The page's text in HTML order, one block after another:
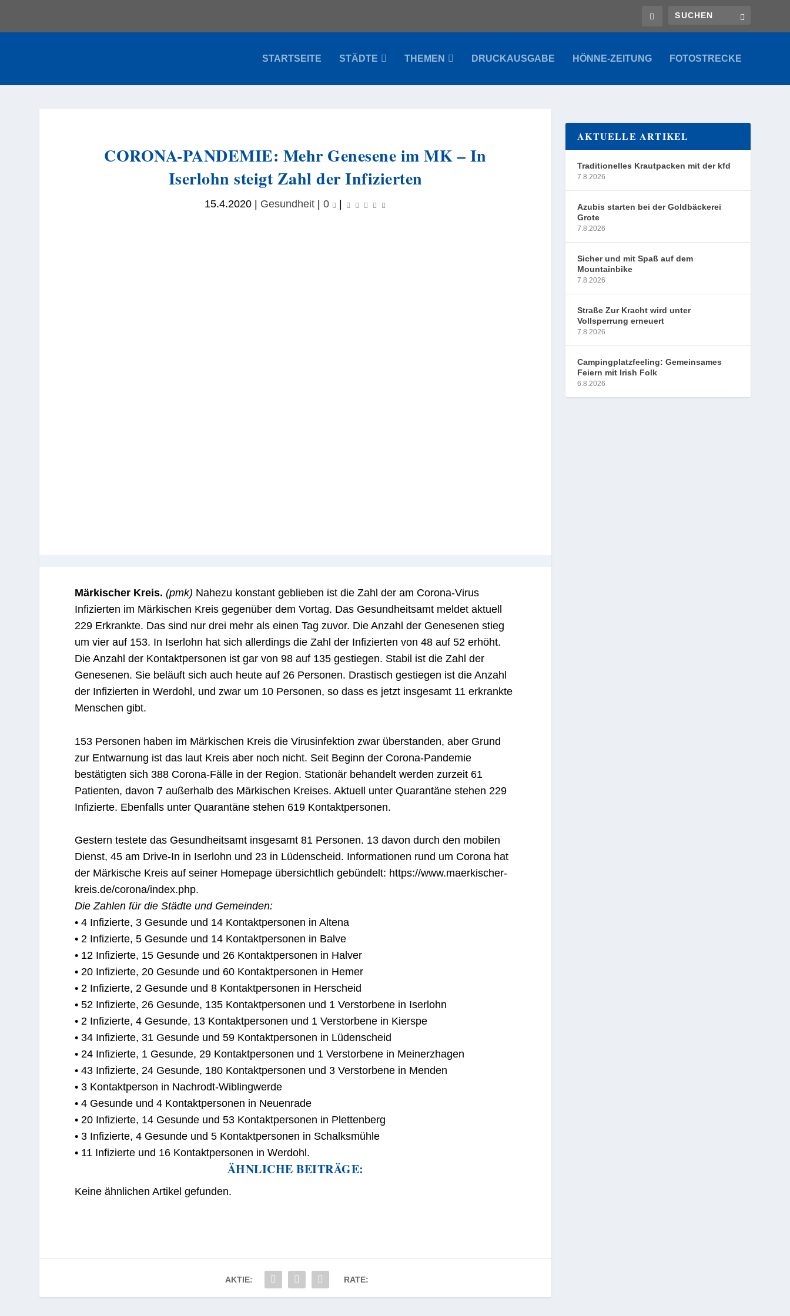
STARTSEITE STÄDTE THEMEN DRUCKAUSGABE HÖNNE-ZEITUNG FOTOSTRECKE
CORONA-PANDEMIE: Mehr Genesene im MK – In
Iserlohn steigt Zahl der Infizierten
15.4.2020 Gesundheit |0
Märkischer Kreis. (pmk) Nahezu konstant geblieben ist die Zahl der am Corona-Virus
Infizierten im Märkischen Kreis gegenüber dem Vortag. Das Gesundheitsamt meldet aktuell
229 Erkrankte. Das sind nur drei mehr als einen Tag zuvor. Die Anzahl der Genesenen stieg
um vier auf 153. In Iserlohn hat sich allerdings die Zahl der Infizierten von 48 auf 52 erhöht.
Die Anzahl der Kontaktpersonen ist gar von 98 auf 135 gestiegen. Stabil ist die Zahl der
Genesenen. Sie beläuft sich auch heute auf 26 Personen. Drastisch gestiegen ist die Anzahl
der Infizierten in Werdohl, und zwar um 10 Personen, so dass es jetzt insgesamt 11 erkrankte
Menschen gibt.
153 Personen haben im Märkischen Kreis die Virusinfektion zwar überstanden, aber Grund
zur Entwarnung ist das laut Kreis aber noch nicht. Seit Beginn der Corona-Pandemie
bestätigten sich 388 Corona-Fälle in der Region. Stationär behandelt werden zurzeit 61
Patienten, davon 7 außerhalb des Märkischen Kreises. Aktuell unter Quarantäne stehen 229
Infizierte. Ebenfalls unter Quarantäne stehen 619 Kontaktpersonen.
Gestern testete das Gesundheitsamt insgesamt 81 Personen. 13 davon durch den mobilen
Dienst, 45 am Drive-In in Iserlohn und 23 in Lüdenscheid. Informationen rund um Corona hat
der Märkische Kreis auf seiner Homepage übersichtlich gebündelt: https://www.maerkischer-
kreis.de/corona/index.php.
Die Zahlen für die Städte und Gemeinden:
• 4 Infizierte, 3 Gesunde und 14 Kontaktpersonen in Altena
• 2 Infizierte, 5 Gesunde und 14 Kontaktpersonen in Balve
• 12 Infizierte, 15 Gesunde und 26 Kontaktpersonen in Halver
• 20 Infizierte, 20 Gesunde und 60 Kontaktpersonen in Hemer
• 2 Infizierte, 2 Gesunde und 8 Kontaktpersonen in Herscheid
• 52 Infizierte, 26 Gesunde, 135 Kontaktpersonen und 1 Verstorbene in Iserlohn
• 2 Infizierte, 4 Gesunde, 13 Kontaktpersonen und 1 Verstorbene in Kierspe
• 34 Infizierte, 31 Gesunde und 59 Kontaktpersonen in Lüdenscheid
• 24 Infizierte, 1 Gesunde, 29 Kontaktpersonen und 1 Verstorbene in Meinerzhagen
• 43 Infizierte, 24 Gesunde, 180 Kontaktpersonen und 3 Verstorbene in Menden
• 3 Kontaktperson in Nachrodt-Wiblingwerde
• 4 Gesunde und 4 Kontaktpersonen in Neuenrade
• 20 Infizierte, 14 Gesunde und 53 Kontaktpersonen in Plettenberg
• 3 Infizierte, 4 Gesunde und 5 Kontaktpersonen in Schalksmühle
• 11 Infizierte und 16 Kontaktpersonen in Werdohl.
ÄHNLICHE BEITRÄGE:
Keine ähnlichen Artikel gefunden.
AKTIE: RATE:
AKTUELLE ARTIKEL
Traditionelles Krautpacken mit der kfd
7.8.2026
Azubis starten bei der Goldbäckerei
Grote
7.8.2026
Sicher und mit Spaß auf dem
Mountainbike
7.8.2026
Straße Zur Kracht wird unter
Vollsperrung erneuert
7.8.2026
Campingplatzfeeling: Gemeinsames
Feiern mit Irish Folk
6.8.2026